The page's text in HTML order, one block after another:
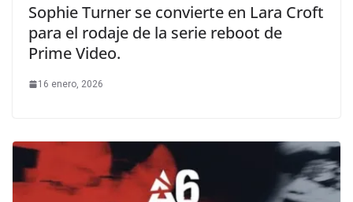
Sophie Turner se convierte en Lara Croft
para el rodaje de la serie reboot de
Prime Video.
16 enero, 2026